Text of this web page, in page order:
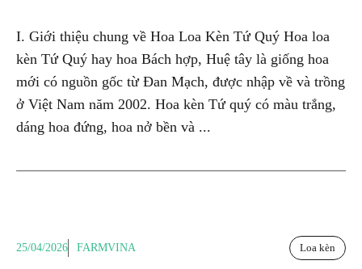
I. Giới thiệu chung về Hoa Loa Kèn Tứ Quý Hoa loa
kèn Tứ Quý hay hoa Bách hợp, Huệ tây là giống hoa
mới có nguồn gốc từ Đan Mạch, được nhập về và trồng
ở Việt Nam năm 2002. Hoa kèn Tứ quý có màu trắng,
dáng hoa đứng, hoa nở bền và ...
25/04/2026 FARMVINA Loa kèn